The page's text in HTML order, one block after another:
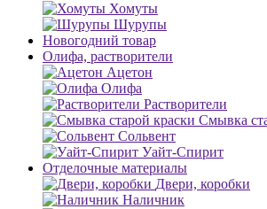
Хомуты
Шурупы
Новогодний товар
Олифа, растворители
Ацетон
Олифа
Растворители
Смывка
Сольвент
Уайт-Спирит
Отделочные материалы
Двери, коробки
Наличник